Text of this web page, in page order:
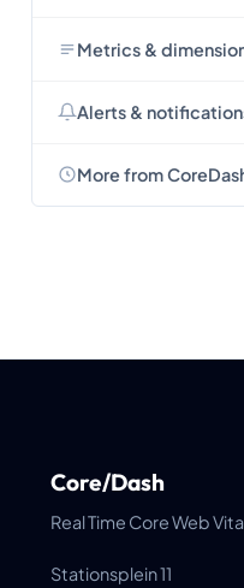
Metrics &
Alerts &
More from
Core/Dash
Real Time Core Web
Stationsplein 11